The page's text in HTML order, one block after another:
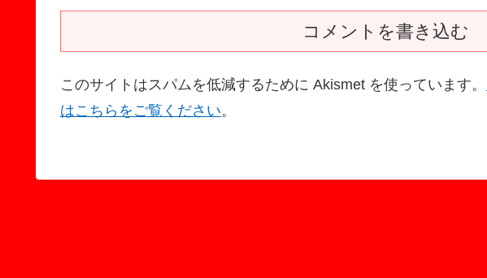
コメントを書き込む
このサイトはスパムを低減するために Akismet を使っています。
はこちらをご覧ください。